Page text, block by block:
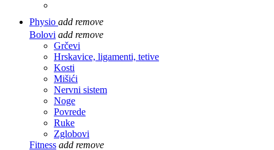
Physio add remove
Bolovi add remove
Grčevi
Hrskavice, ligamenti, tetive
Kosti
Mišići
Nervni sistem
Noge
Povrede
Ruke
Zglobovi
Fitness add remove